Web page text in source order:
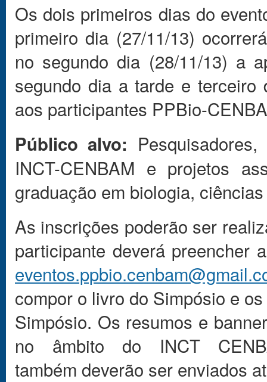
Os dois primeiros dias do
primeiro dia (27/11/13)
no segundo dia (28/11/13) a
segundo dia a tarde e terceiro
aos participantes PPBio-
Público alvo:
INCT-CENBAM e projetos
graduação em biologia,
As inscrições poderão ser
participante deverá preencher
compor o livro do Simpósio e
Simpósio. Os resumos e
no âmbito do INCT
também deverão ser enviados